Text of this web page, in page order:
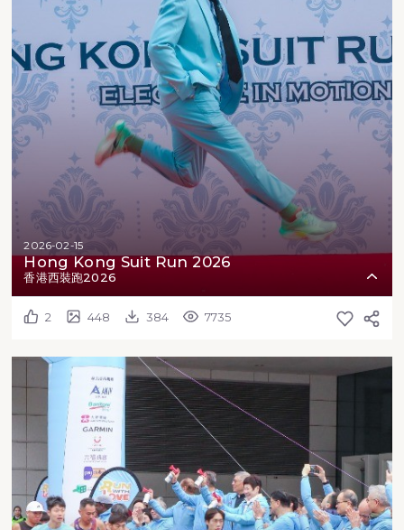
2026-02-15
Hong Kong Suit Run 2026
香港西裝跑2026
2 448 384 7735